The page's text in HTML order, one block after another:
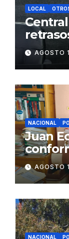
LOCAL
de
Juliaca
AGOSTO
NACIONAL
Juan
AGOSTO
NACIONAL